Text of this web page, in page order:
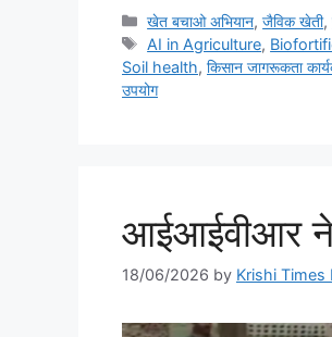
खेत बचाओ अभियान,जैविक खेती,
AI in Agriculture,
Soil health, किसान जागरूकता
उपयोग
आईआईवीआर ने
18/06/2026 by Krishi Times